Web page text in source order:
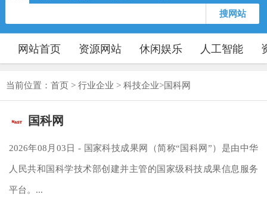
搜网站
网站首页 资源网站 休闲娱乐 人工智能
当前位置： 首页 > 行业企业 > 科技企业>国科网
国科网
2026年08月03日 - 国家科技成果网（简称“国科网”）是由中华
人民共和国科学技术部创建并主管的国家级科技成果信息服务
平台。...